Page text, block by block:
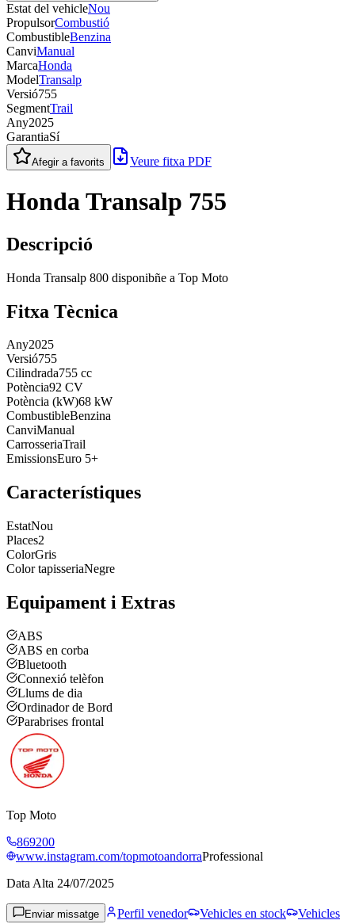
Estat del vehicleNou
PropulsorCombustió
CombustibleBenzina
CanviManual
MarcaHonda
ModelTransalp
Versió755
SegmentTrail
Any2025
GarantiaSí
Afegir a favorits Veure fitxa PDF
Honda Transalp 755
Descripció
Honda Transalp 800 disponibñe a Top Moto
Fitxa Tècnica
Any2025
Versió755
Cilindrada755 cc
Potència92 CV
Potència (kW)68 kW
CombustibleBenzina
CanviManual
CarrosseriaTrail
EmissionsEuro 5+
Característiques
EstatNou
Places2
ColorGris
Color tapisseriaNegre
Equipament i Extras
ABS
ABS en corba
Bluetooth
Connexió telèfon
Llums de dia
Ordinador de Bord
Parabrises frontal
Top Moto
869200
www.instagram.com/topmotoandorraProfessional
Data Alta 24/07/2025
Enviar missatge Perfil venedor Vehicles en stock
Vehicles